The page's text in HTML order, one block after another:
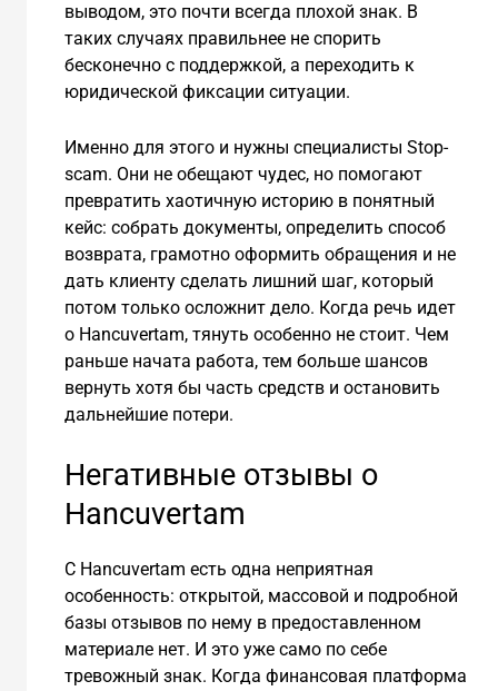
выводом, это почти всегда плохой знак. В
таких случаях правильнее не спорить
бесконечно с поддержкой, а переходить к
юридической фиксации ситуации.
Именно для этого и нужны специалисты Stop-
scam. Они не обещают чудес, но помогают
превратить хаотичную историю в понятный
кейс: собрать документы, определить способ
возврата, грамотно оформить обращения и не
дать клиенту сделать лишний шаг, который
потом только осложнит дело. Когда речь идет
о Hancuvertam, тянуть особенно не стоит. Чем
раньше начата работа, тем больше шансов
вернуть хотя бы часть средств и остановить
дальнейшие потери.
Негативные отзывы о
Hancuvertam
С Hancuvertam есть одна неприятная
особенность: открытой, массовой и подробной
базы отзывов по нему в предоставленном
материале нет. И это уже само по себе
тревожный знак. Когда финансовая платформа